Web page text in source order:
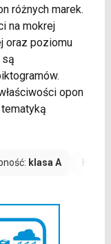
różnych marek.
na mokrej
oraz poziomu
są
opon
klasa A Hałas: